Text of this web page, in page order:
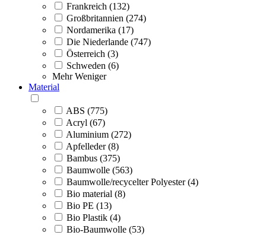
Frankreich (132)
Großbritannien (274)
Nordamerika (17)
Die Niederlande (747)
Österreich (3)
Schweden (6)
Mehr Weniger
Material
ABS (775)
Acryl (67)
Aluminium (272)
Apfelleder (8)
Bambus (375)
Baumwolle (563)
Baumwolle/recycelter Polyester (4)
Bio material (8)
Bio PE (13)
Bio Plastik (4)
Bio-Baumwolle (53)